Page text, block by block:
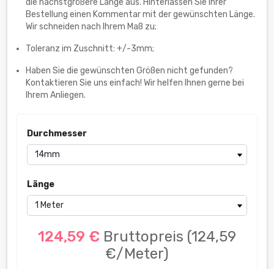
die nächstgrößere Länge aus. Hinterlassen Sie Ihrer
Bestellung einen Kommentar mit der gewünschten Länge.
Wir schneiden nach Ihrem Maß zu;
Toleranz im Zuschnitt: +/-3mm;
Haben Sie die gewünschten Größen nicht gefunden?
Kontaktieren Sie uns einfach! Wir helfen Ihnen gerne bei
Ihrem Anliegen.
Durchmesser
Länge
124,59 € Bruttopreis (124,59
€/Meter)